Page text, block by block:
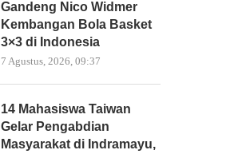
Gandeng Nico Widmer
Kembangan Bola Basket
3×3 di Indonesia
7 Agustus, 2026, 09:37
14 Mahasiswa Taiwan
Gelar Pengabdian
Masyarakat di Indramayu,